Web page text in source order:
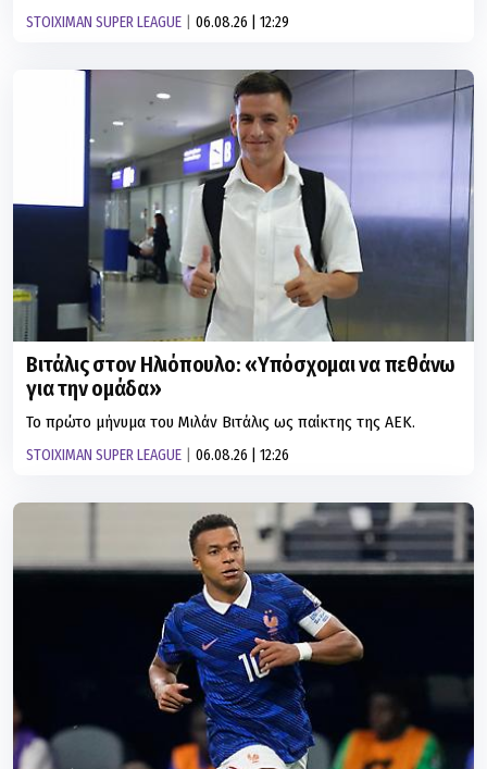
STOIXIMAN SUPER LEAGUE 06.08.26 | 12:29
Βιτάλις στον Ηλιόπουλο: «Υπόσχομαι να πεθάνω
για την ομάδα»
Το πρώτο μήνυμα του Μιλάν Βιτάλις ως παίκτης της ΑΕΚ.
STOIXIMAN SUPER LEAGUE 06.08.26 | 12:26